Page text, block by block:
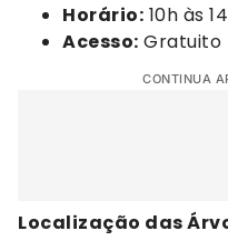
Horário: 10h às
Acesso: Gratuito
CONTINUA
Localização das